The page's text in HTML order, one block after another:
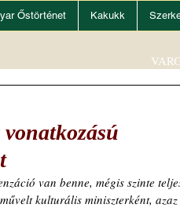
Őstörténet Kakukk
van benne, mégis szinte
kulturális miniszterként, azaz